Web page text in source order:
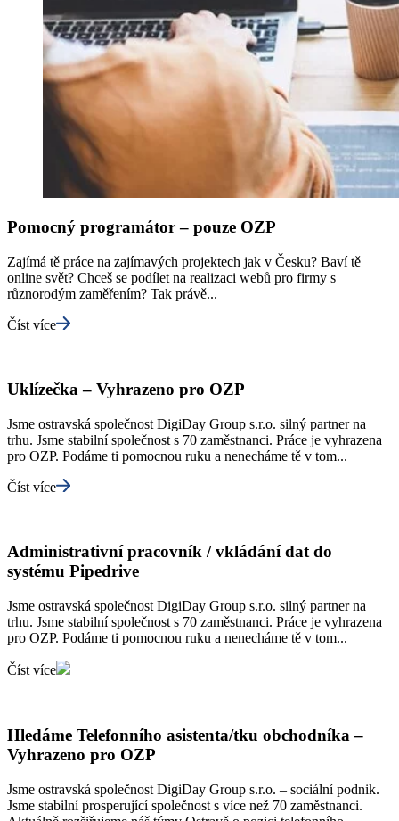
Pomocný programátor – pouze OZP
Zajímá tě práce na zajímavých projektech jak v Česku? Baví tě
online svět? Chceš se podílet na realizaci webů pro firmy s
různorodým zaměřením? Tak právě...
Číst více
Uklízečka – Vyhrazeno pro OZP
Jsme ostravská společnost DigiDay Group s.r.o. silný partner na
trhu. Jsme stabilní společnost s 70 zaměstnanci. Práce je vyhrazena
pro OZP. Podáme ti pomocnou ruku a nenecháme tě v tom...
Číst více
Administrativní pracovník / vkládání dat do
systému Pipedrive
Jsme ostravská společnost DigiDay Group s.r.o. silný partner na
trhu. Jsme stabilní společnost s 70 zaměstnanci. Práce je vyhrazena
pro OZP. Podáme ti pomocnou ruku a nenecháme tě v tom...
Číst více
Hledáme Telefonního asistenta/tku obchodníka –
Vyhrazeno pro OZP
Jsme ostravská společnost DigiDay Group s.r.o. – sociální podnik.
Jsme stabilní prosperující společnost s více než 70 zaměstnanci.